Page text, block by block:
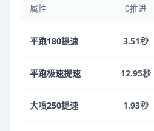
属性 0推进
平跑180提速 3.51秒
平跑极速提速 12.95秒
大喷250提速 1.93秒